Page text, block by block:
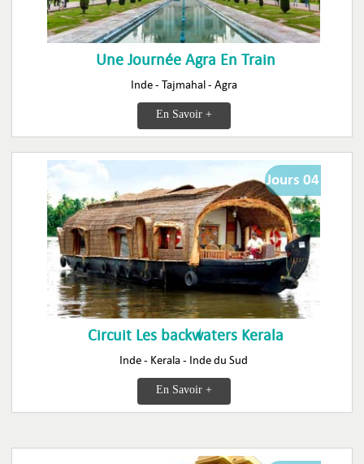
Une Journée Agra En Train
Inde - Tajmahal - Agra
En Savoir +
Jours 04
Circuit Les backwaters Kerala
Inde - Kerala - Inde du Sud
En Savoir +